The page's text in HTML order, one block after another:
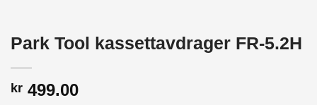
Park Tool kassettavdrager FR-5.2H
kr 499.00